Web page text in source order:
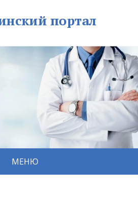
портал
МЕНЮ